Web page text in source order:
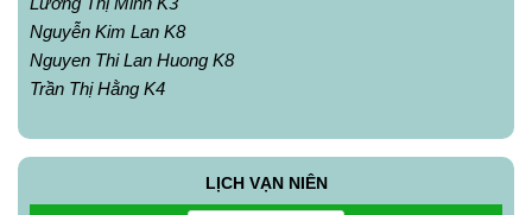
Nguyễn Kim Lan K8
Nguyen Thi Lan Huong K8
Trần Thị Hằng K4
LỊCH VẠN NIÊN